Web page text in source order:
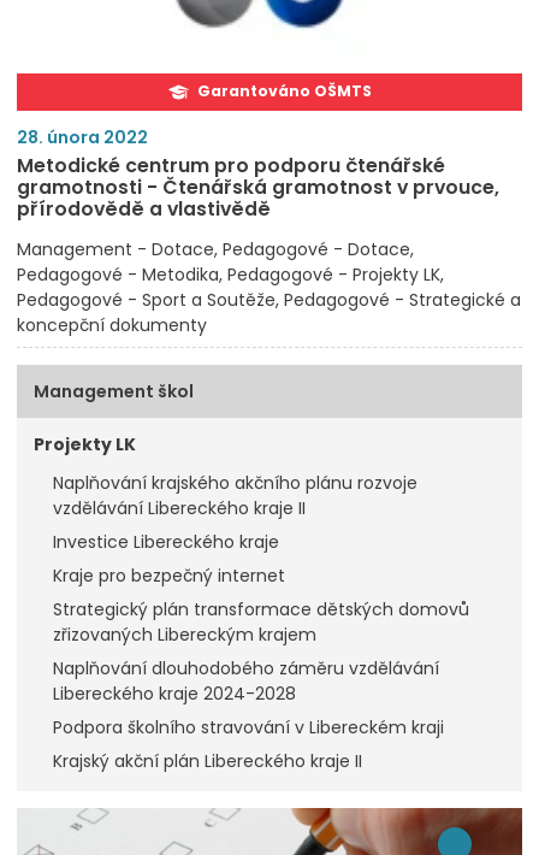
Garantováno OŠMTS
28. února 2022
Metodické centrum pro podporu čtenářské
gramotnosti - Čtenářská gramotnost v prvouce,
přírodovědě a vlastivědě
Management - Dotace Pedagogové - Dotace
Pedagogové - Metodika Pedagogové - Projekty LK
Pedagogové - Sport a Soutěže Pedagogové - Strategické a
koncepční dokumenty
Management škol
Projekty LK
Naplňování krajského akčního plánu rozvoje
vzdělávání Libereckého kraje II
Investice Libereckého kraje
Kraje pro bezpečný internet
Strategický plán transformace dětských domovů
zřizovaných Libereckým krajem
Naplňování dlouhodobého záměru vzdělávání
Libereckého kraje 2024-2028
Podpora školního stravování v Libereckém kraji
Krajský akční plán Libereckého kraje II